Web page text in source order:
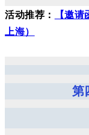
活动推荐：
【邀
上海）
第